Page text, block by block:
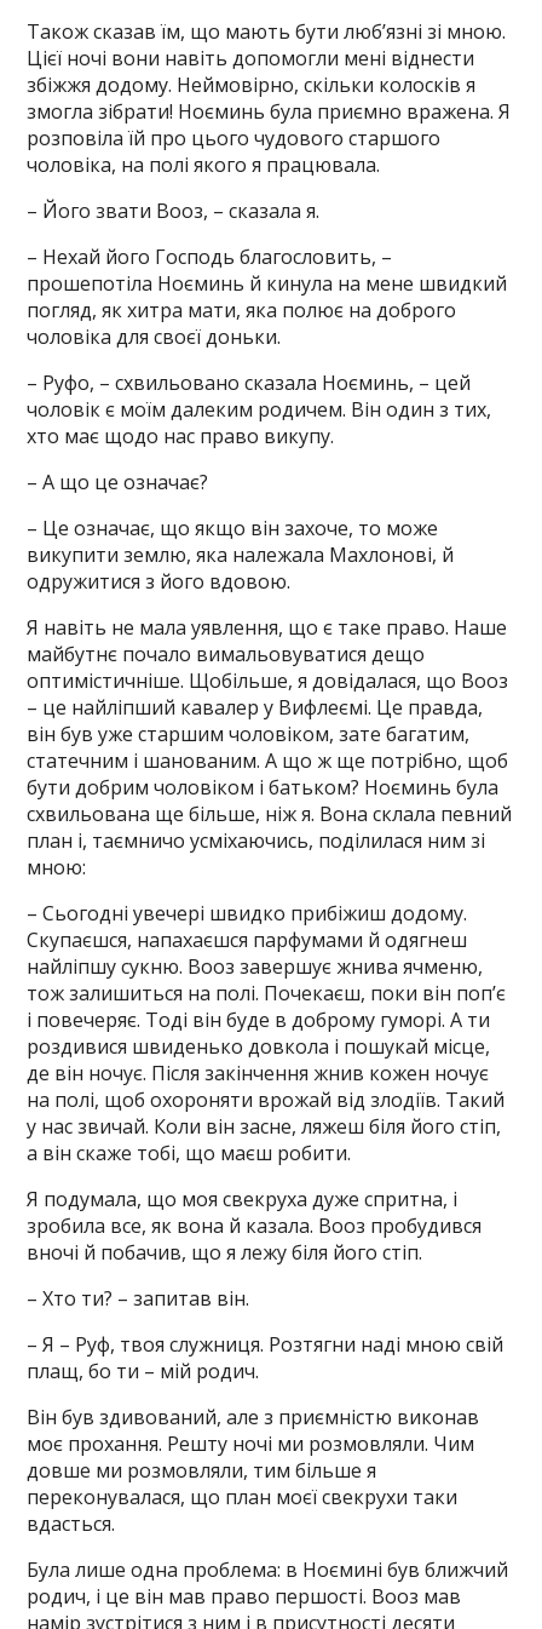
Також сказав їм, що мають бути люб’язні зі мною.
Цієї ночі вони навіть допомогли мені віднести
збіжжя додому. Неймовірно, скільки колосків я
змогла зібрати! Ноєминь була приємно вражена. Я
розповіла їй про цього чудового старшого
чоловіка, на полі якого я працювала.
– Його звати Вооз, – сказала я.
– Нехай його Господь благословить, –
прошепотіла Ноєминь й кинула на мене швидкий
погляд, як хитра мати, яка полює на доброго
чоловіка для своєї доньки.
– Руфо, – схвильовано сказала Ноєминь, – цей
чоловік є моїм далеким родичем. Він один з тих,
хто має щодо нас право викупу.
– А що це означає?
– Це означає, що якщо він захоче, то може
викупити землю, яка належала Махлонові, й
одружитися з його вдовою.
Я навіть не мала уявлення, що є таке право. Наше
майбутнє почало вимальовуватися дещо
оптимістичніше. Щобільше, я довідалася, що Вооз
– це найліпший кавалер у Вифлеємі. Це правда,
він був уже старшим чоловіком, зате багатим,
статечним і шанованим. А що ж ще потрібно, щоб
бути добрим чоловіком і батьком? Ноєминь була
схвильована ще більше, ніж я. Вона склала певний
план і, таємничо усміхаючись, поділилася ним зі
мною:
– Сьогодні увечері швидко прибіжиш додому.
Скупаєшся, напахаєшся парфумами й одягнеш
найліпшу сукню. Вооз завершує жнива ячменю,
тож залишиться на полі. Почекаєш, поки він поп’є
і повечеряє. Тоді він буде в доброму гуморі. А ти
роздивися швиденько довкола і пошукай місце,
де він ночує. Після закінчення жнив кожен ночує
на полі, щоб охороняти врожай від злодіїв. Такий
у нас звичай. Коли він засне, ляжеш біля його стіп,
а він скаже тобі, що маєш робити.
Я подумала, що моя свекруха дуже спритна, і
зробила все, як вона й казала. Вооз пробудився
вночі й побачив, що я лежу біля його стіп.
– Хто ти? – запитав він.
– Я – Руф, твоя служниця. Розтягни наді мною свій
плащ, бо ти – мій родич.
Він був здивований, але з приємністю виконав
моє прохання. Решту ночі ми розмовляли. Чим
довше ми розмовляли, тим більше я
переконувалася, що план моєї свекрухи таки
вдасться.
Була лише одна проблема: в Ноємині був ближчий
родич, і це він мав право першості. Вооз мав
намір зустрітися з ним і в присутності десяти